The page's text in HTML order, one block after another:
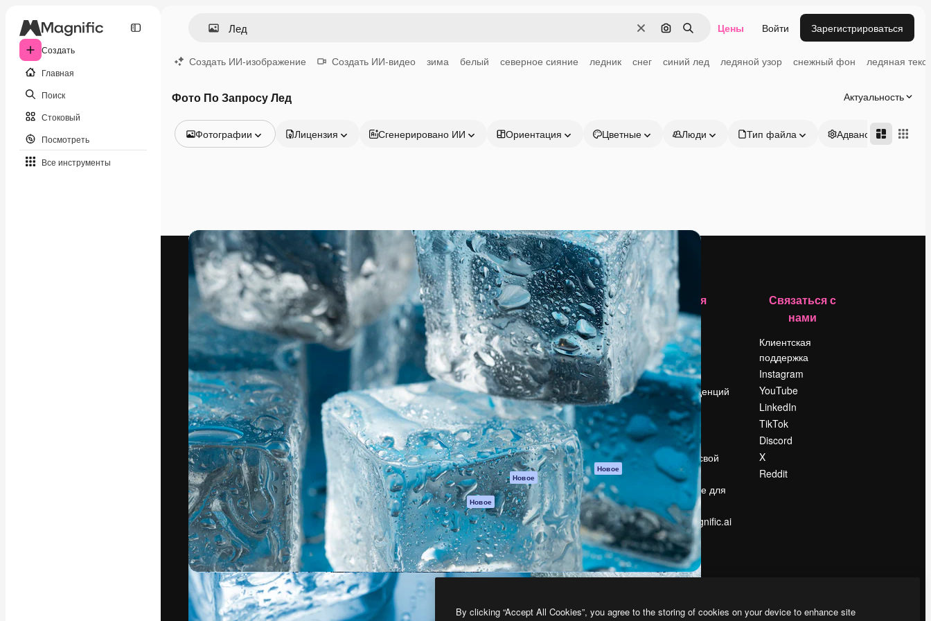
Создать
Главная
Поиск
Стоковый
Посмотреть
Все инструменты
ОчиститьПоиск по изображению
Поиск Цены Войти Зарегистрироваться
Создать ИИ-изображение Создать ИИ-видео зима белый северное сияние ледник снег синий лед ледяной узор снежный фон ледяная
Фото По Запросу Лед Актуальность
Фотографии
Видео
Видеоролик
Моушн-дизайн
Видеошаблоны
Иконки
3D-модели
Лицензия Сгенерировано ИИ Ориентация Цветные Люди Тип файла Адвансд
Креативная платформа для создания
ваших лучших работ. Более 1 миллиона
подписчиков среди креаторов,
предприятий, агентств и студий.
Pусский
Продукция
Spaces
ИИ-помощник
Генератор
изображений ИИ
Генератор видео
ИИ
Генератор голоса
на основе ИИ
Стоковый контент
MCP для
Claude/ChatGPT
Новое
Агенты Новое
API
Мобильное
приложение
Все инструменты
Magnific
Начать
Academy
Документация по
Пакету ИИ
Служба
поддержки
Условия и
положения
Политика
конфиденциальности
Оригиналы Новое
Политика файлов
cookie
Центр доверия
Партнеры
Предприятие
Компания
Цены
О нас
Reviews
Вакансии
Поиск тенденций
Блог
События
Slidesgo
Продайте свой
контент
Помещение для
прессы
Ищете magnific.ai
Связаться с
нами
Клиентская
поддержка
Instagram
YouTube
LinkedIn
TikTok
Discord
X
Reddit
By clicking “Accept All Cookies”, you agree to the storing of cookies on your device to enhance site